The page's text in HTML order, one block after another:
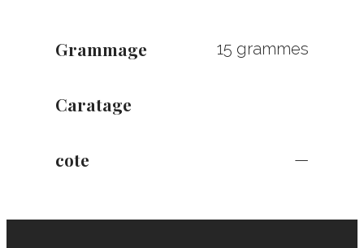
Grammage 15 grammes
Caratage
cote —